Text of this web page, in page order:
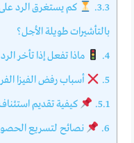
3.3.
كم يستغرق الرد على
بالتأشيرات طويلة الأجل؟
4.
ماذا تفعل إذا تأخر
5.
أسباب رفض الفيزا
5.1.
كيفية تقديم
6.
نصائح لتسريع